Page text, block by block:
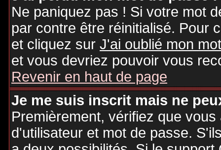
Ne paniquez pas ! Si votre mot
par contre être réinitialisé. Pour
et cliquez surJ'ai oublié mon
et vous devriez pouvoir vous
Revenir en haut de page
Je me suis inscrit mais ne
Premièrement, vérifiez que
d'utilisateur et mot de passe.